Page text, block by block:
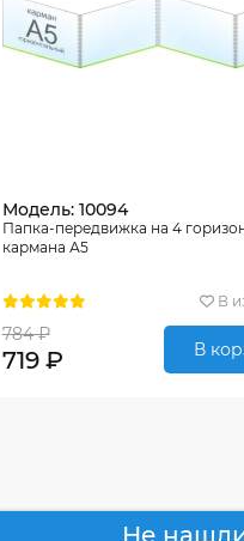
Модель: 10094
Папка-передвижка на 4
кармана А5
В
784 ₽
719 ₽ В
Не